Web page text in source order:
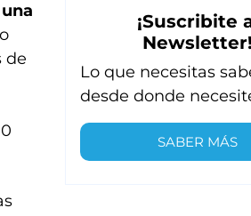
de
¡Suscribite
Newsletter!
Lo que necesitas
desde donde
SABER MÁS